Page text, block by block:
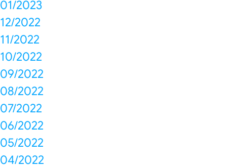
01/2023
12/2022
11/2022
10/2022
09/2022
08/2022
07/2022
06/2022
05/2022
04/2022